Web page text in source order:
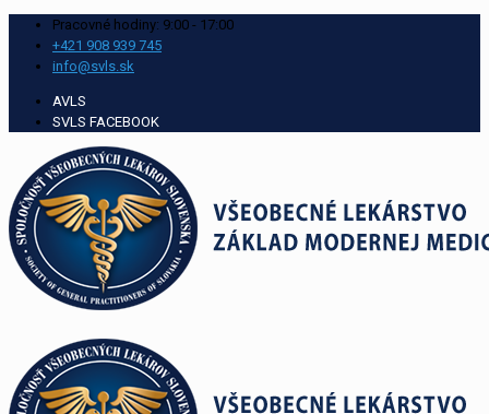
Pracovné hodiny: 9:00 - 17:00
+421 908 939 745
info@svls.sk
AVLS
SVLS FACEBOOK